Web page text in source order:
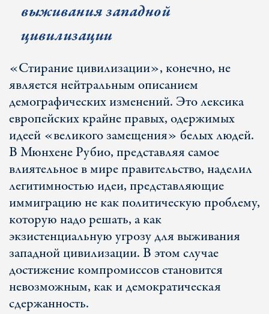
выживания западной
цивилизации
«Стирание цивилизации», конечно, не
является нейтральным описанием
демографических изменений. Это лексика
европейских крайне правых, одержимых
идеей «великого замещения» белых людей.
В Мюнхене Рубио, представляя самое
влиятельное в мире правительство, наделил
легитимностью идеи, представляющие
иммиграцию не как политическую проблему,
которую надо решать, а как
экзистенциальную угрозу для выживания
западной цивилизации. В этом случае
достижение компромиссов становится
невозможным, как и демократическая
сдержанность.